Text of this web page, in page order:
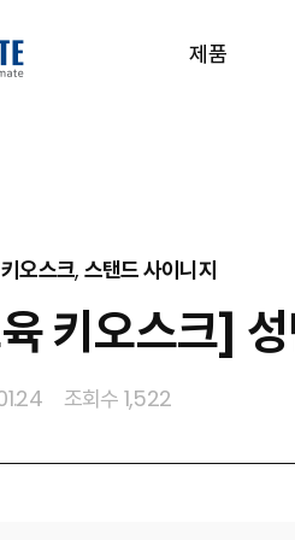
제품
오스크, 스탠드 사이니지
키오스크]
조회수 1,522